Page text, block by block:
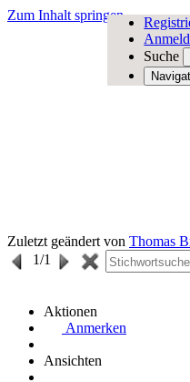
Zum Inhalt springen
Suche
Zuletzt geändert von Thomas
1/1
Aktionen
Anmerken
Ansichten